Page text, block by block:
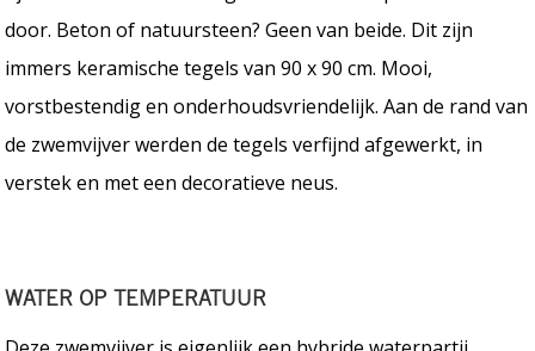
door. Beton of natuursteen? Geen van beide. Dit zijn
immers keramische tegels van 90 x 90 cm. Mooi,
vorstbestendig en onderhoudsvriendelijk. Aan de rand van
de zwemvijver werden de tegels verfijnd afgewerkt, in
verstek en met een decoratieve neus.
WATER OP TEMPERATUUR